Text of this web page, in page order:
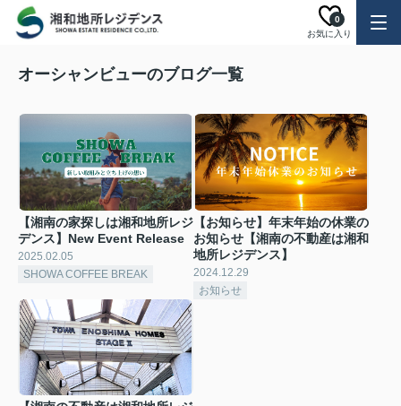
お気に入り
0
オーシャンビューのブログ一覧
【湘南の家探しは湘和地所レジ
デンス】New Event Release
2025.02.05
SHOWA COFFEE BREAK
【お知らせ】年末年始の休業の
お知らせ【湘南の不動産は湘和
地所レジデンス】
2024.12.29
お知らせ